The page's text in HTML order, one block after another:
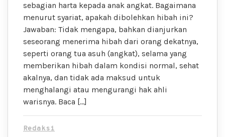
sebagian harta kepada anak angkat. Bagaimana
menurut syariat, apakah dibolehkan hibah ini?
Jawaban: Tidak mengapa, bahkan dianjurkan
seseorang menerima hibah dari orang dekatnya,
seperti orang tua asuh (angkat), selama yang
memberikan hibah dalam kondisi normal, sehat
akalnya, dan tidak ada maksud untuk
menghalangi atau mengurangi hak ahli
warisnya. Baca […]
Redaksi